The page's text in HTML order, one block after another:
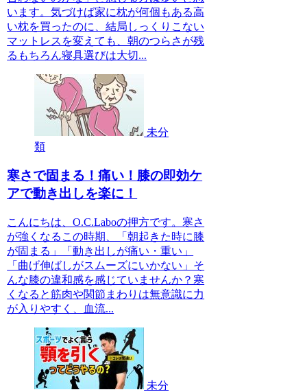
います。気づけば家に枕が何個もある高
い枕を買ったのに、結局しっくりこない
マットレスを変えても、朝のつらさが残
るもちろん寝具選びは大切...
未分
類
寒さで固まる！痛い！膝の即効ケ
アで動き出しを楽に！
こんにちは、O.C.Laboの押方です。寒さ
が強くなるこの時期、「朝起きた時に膝
が固まる」「動き出しが痛い・重い」
「曲げ伸ばしがスムーズにいかない」そ
んな膝の違和感を感じていませんか？寒
くなると筋肉や関節まわりは無意識に力
が入りやすく、血流...
未分